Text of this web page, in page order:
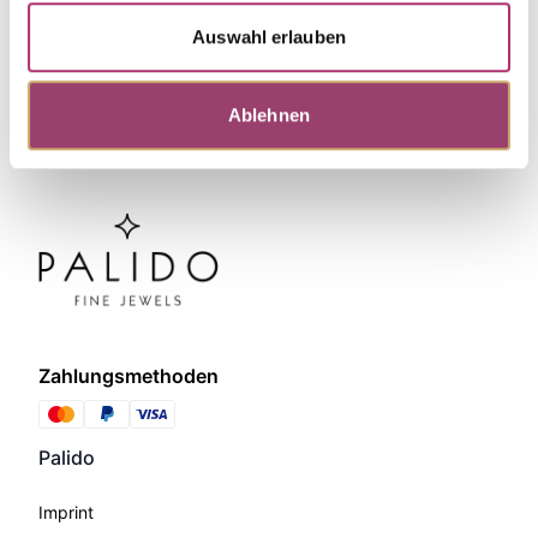
Auswahl erlauben
Ablehnen
Zahlungsmethoden
Palido
Imprint